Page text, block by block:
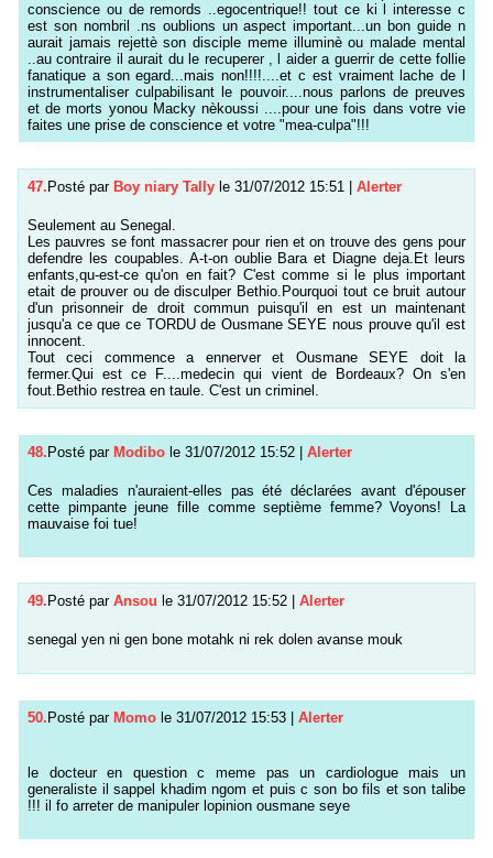
conscience ou de remords ..egocentrique!! tout ce ki l interesse c
est son nombril .ns oublions un aspect important...un bon guide n
aurait jamais rejettè son disciple meme illuminè ou malade mental
..au contraire il aurait du le recuperer , l aider a guerrir de cette follie
fanatique a son egard...mais non!!!!....et c est vraiment lache de l
instrumentaliser culpabilisant le pouvoir....nous parlons de preuves
et de morts yonou Macky nèkoussi ....pour une fois dans votre vie
faites une prise de conscience et votre "mea-culpa"!!!
47. Posté par Boy niary Tally le 31/07/2012 15:51 Alerter
Seulement au Senegal.
Les pauvres se font massacrer pour rien et on trouve des gens pour
defendre les coupables. A-t-on oublie Bara et Diagne deja.Et leurs
enfants,qu-est-ce qu'on en fait? C'est comme si le plus important
etait de prouver ou de disculper Bethio.Pourquoi tout ce bruit autour
d'un prisonneir de droit commun puisqu'il en est un maintenant
jusqu'a ce que ce TORDU de Ousmane SEYE nous prouve qu'il est
innocent.
Tout ceci commence a ennerver et Ousmane SEYE doit la
fermer.Qui est ce F....medecin qui vient de Bordeaux? On s'en
fout.Bethio restrea en taule. C'est un criminel.
48.Posté par Modibo le 31/07/2012 15:52 | Alerter
Ces maladies n'auraient-elles pas été déclarées avant d'épouser
cette pimpante jeune fille comme septième femme? Voyons! La
mauvaise foi tue!
49. Posté par Ansou le 31/07/2012 15:52 Alerter
senegal yen ni gen bone motahk ni rek dolen avanse mouk
50. Posté par Momo le 31/07/2012 15:53 Alerter
le docteur en question c meme pas un cardiologue mais un
generaliste il sappel khadim ngom et puis c son bo fils et son talibe
!!! il fo arreter de manipuler lopinion ousmane seye